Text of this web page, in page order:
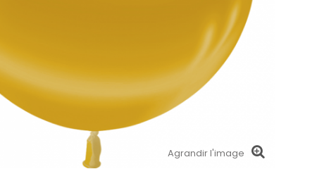
Agrandir l'image